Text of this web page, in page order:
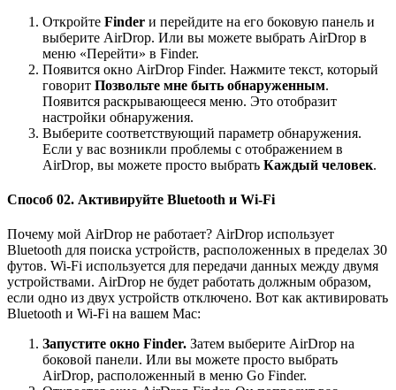
Откройте Finder и перейдите на его боковую панель и
выберите AirDrop. Или вы можете выбрать AirDrop в
меню «Перейти» в Finder.
Появится окно AirDrop Finder. Нажмите текст, который
говорит Позвольте мне быть обнаруженным.
Появится раскрывающееся меню. Это отобразит
настройки обнаружения.
Выберите соответствующий параметр обнаружения.
Если у вас возникли проблемы с отображением в
AirDrop, вы можете просто выбрать Каждый человек.
Способ 02. Активируйте Bluetooth и Wi-Fi
Почему мой AirDrop не работает? AirDrop использует
Bluetooth для поиска устройств, расположенных в пределах 30
футов. Wi-Fi используется для передачи данных между двумя
устройствами. AirDrop не будет работать должным образом,
если одно из двух устройств отключено. Вот как активировать
Bluetooth и Wi-Fi на вашем Mac:
Запустите окно Finder. Затем выберите AirDrop на
боковой панели. Или вы можете просто выбрать
AirDrop, расположенный в меню Go Finder.